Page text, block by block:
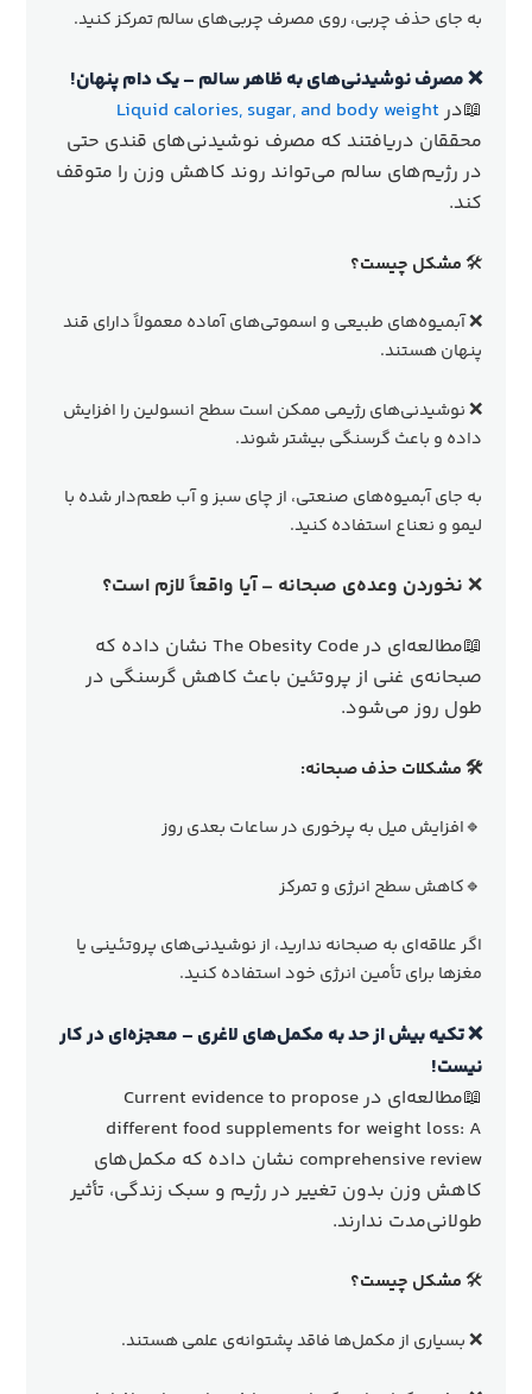
به جای حذف چربی، روی مصرف چربی‌های سالم تمرکز کنید.
❌ مصرف نوشیدنی‌های به ظاهر سالم – یک دام پنهان!
📖درLiquid calories, sugar, and body weight
محققان دریافتند که مصرف نوشیدنی‌های قندی حتی
در رژیم‌های سالم می‌تواند روند کاهش وزن را متوقف
کند.
🛠مشکل چیست؟
❌ آبمیوه‌های طبیعی و اسموتی‌های آماده معمولاً دارای قند
پنهان هستند.
❌ نوشیدنی‌های رژیمی ممکن است سطح انسولین را افزایش
داده و باعث گرسنگی بیشتر شوند.
به جای آبمیوه‌های صنعتی، از چای سبز و آب طعم‌دار شده با
لیمو و نعناع استفاده کنید.
❌ نخوردن وعده‌ی صبحانه – آیا واقعاً لازم است؟
📖مطالعه‌ای در The Obesity Code نشان داده که
صبحانه‌ی غنی از پروتئین باعث کاهش گرسنگی در
طول روز می‌شود.
🛠 مشکلات حذف صبحانه:
🔹افزایش میل به پرخوری در ساعات بعدی روز
🔹کاهش سطح انرژی و تمرکز
اگر علاقه‌ای به صبحانه ندارید، از نوشیدنی‌های پروتئینی یا
مغزها برای تأمین انرژی خود استفاده کنید.
❌ تکیه بیش از حد به مکمل‌های لاغری – معجزه‌ای در کار
نیست!
📖مطالعه‌ای در Current evidence to propose
different food supplements for weight loss: A
comprehensive review نشان داده که مکمل‌های
کاهش وزن بدون تغییر در رژیم و سبک زندگی، تأثیر
طولانی‌مدت ندارند.
🛠مشکل چیست؟
❌ بسیاری از مکمل‌ها فاقد پشتوانه‌ی علمی هستند.